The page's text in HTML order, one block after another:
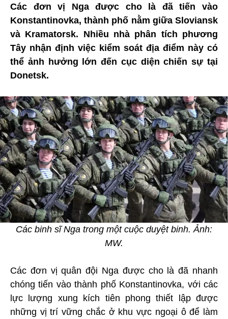
Các đơn vị Nga được cho là đã tiến vào
Konstantinovka, thành phố nằm giữa Sloviansk
và Kramatorsk. Nhiều nhà phân tích phương
Tây nhận định việc kiểm soát địa điểm này có
thể ảnh hưởng lớn đến cục diện chiến sự tại
Donetsk.
Các binh sĩ Nga trong một cuộc duyệt binh. Ảnh:
MW.
Các đơn vị quân đội Nga được cho là đã nhanh
chóng tiến vào thành phố Konstantinovka, với các
lực lượng xung kích tiên phong thiết lập được
những vị trí vững chắc ở khu vực ngoại ô để làm